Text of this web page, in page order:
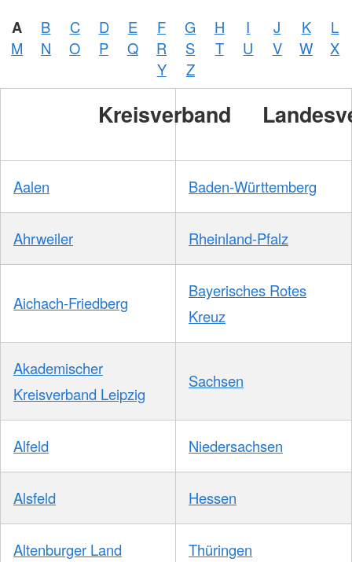
A B C D E F G H I J K
L
M
N O P Q R S T U V W
X
Y
Z
Kreisverband
Aalen Baden-Württemberg
Ahrweiler Rheinland-Pfalz
Aichach-Friedberg
Bayerisches Rotes
Kreuz
Akademischer
Kreisverband Leipzig
Sachsen
Alfeld Niedersachsen
Alsfeld Hessen
Altenburger Land Thüringen